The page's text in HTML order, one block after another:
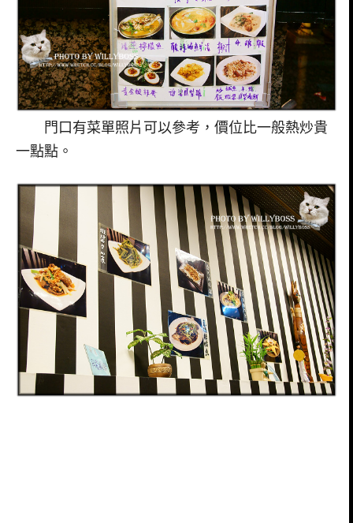
門口有菜單照片可以參考，價位比一般熱炒貴
一點點。